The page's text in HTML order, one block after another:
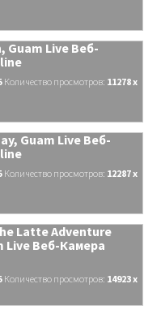
Guam Live Веб-
количество просмотров: 11278 x
Guam Live Веб-
количество просмотров: 12287 x
Latte Adventure
Live Веб-Камера
количество просмотров: 14923 x